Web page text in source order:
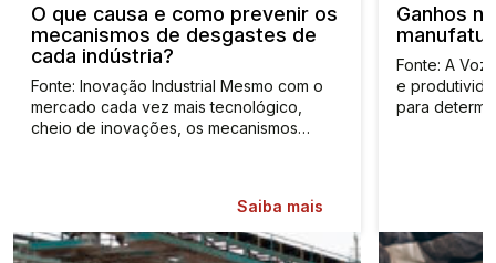
O que causa e como prevenir os
mecanismos de desgastes de
cada indústria?
Fonte: Inovação Industrial Mesmo com o
mercado cada vez mais tecnológico,
cheio de inovações, os mecanismos…
Saiba mais
Ganhos
Fonte: A Voz
e
para